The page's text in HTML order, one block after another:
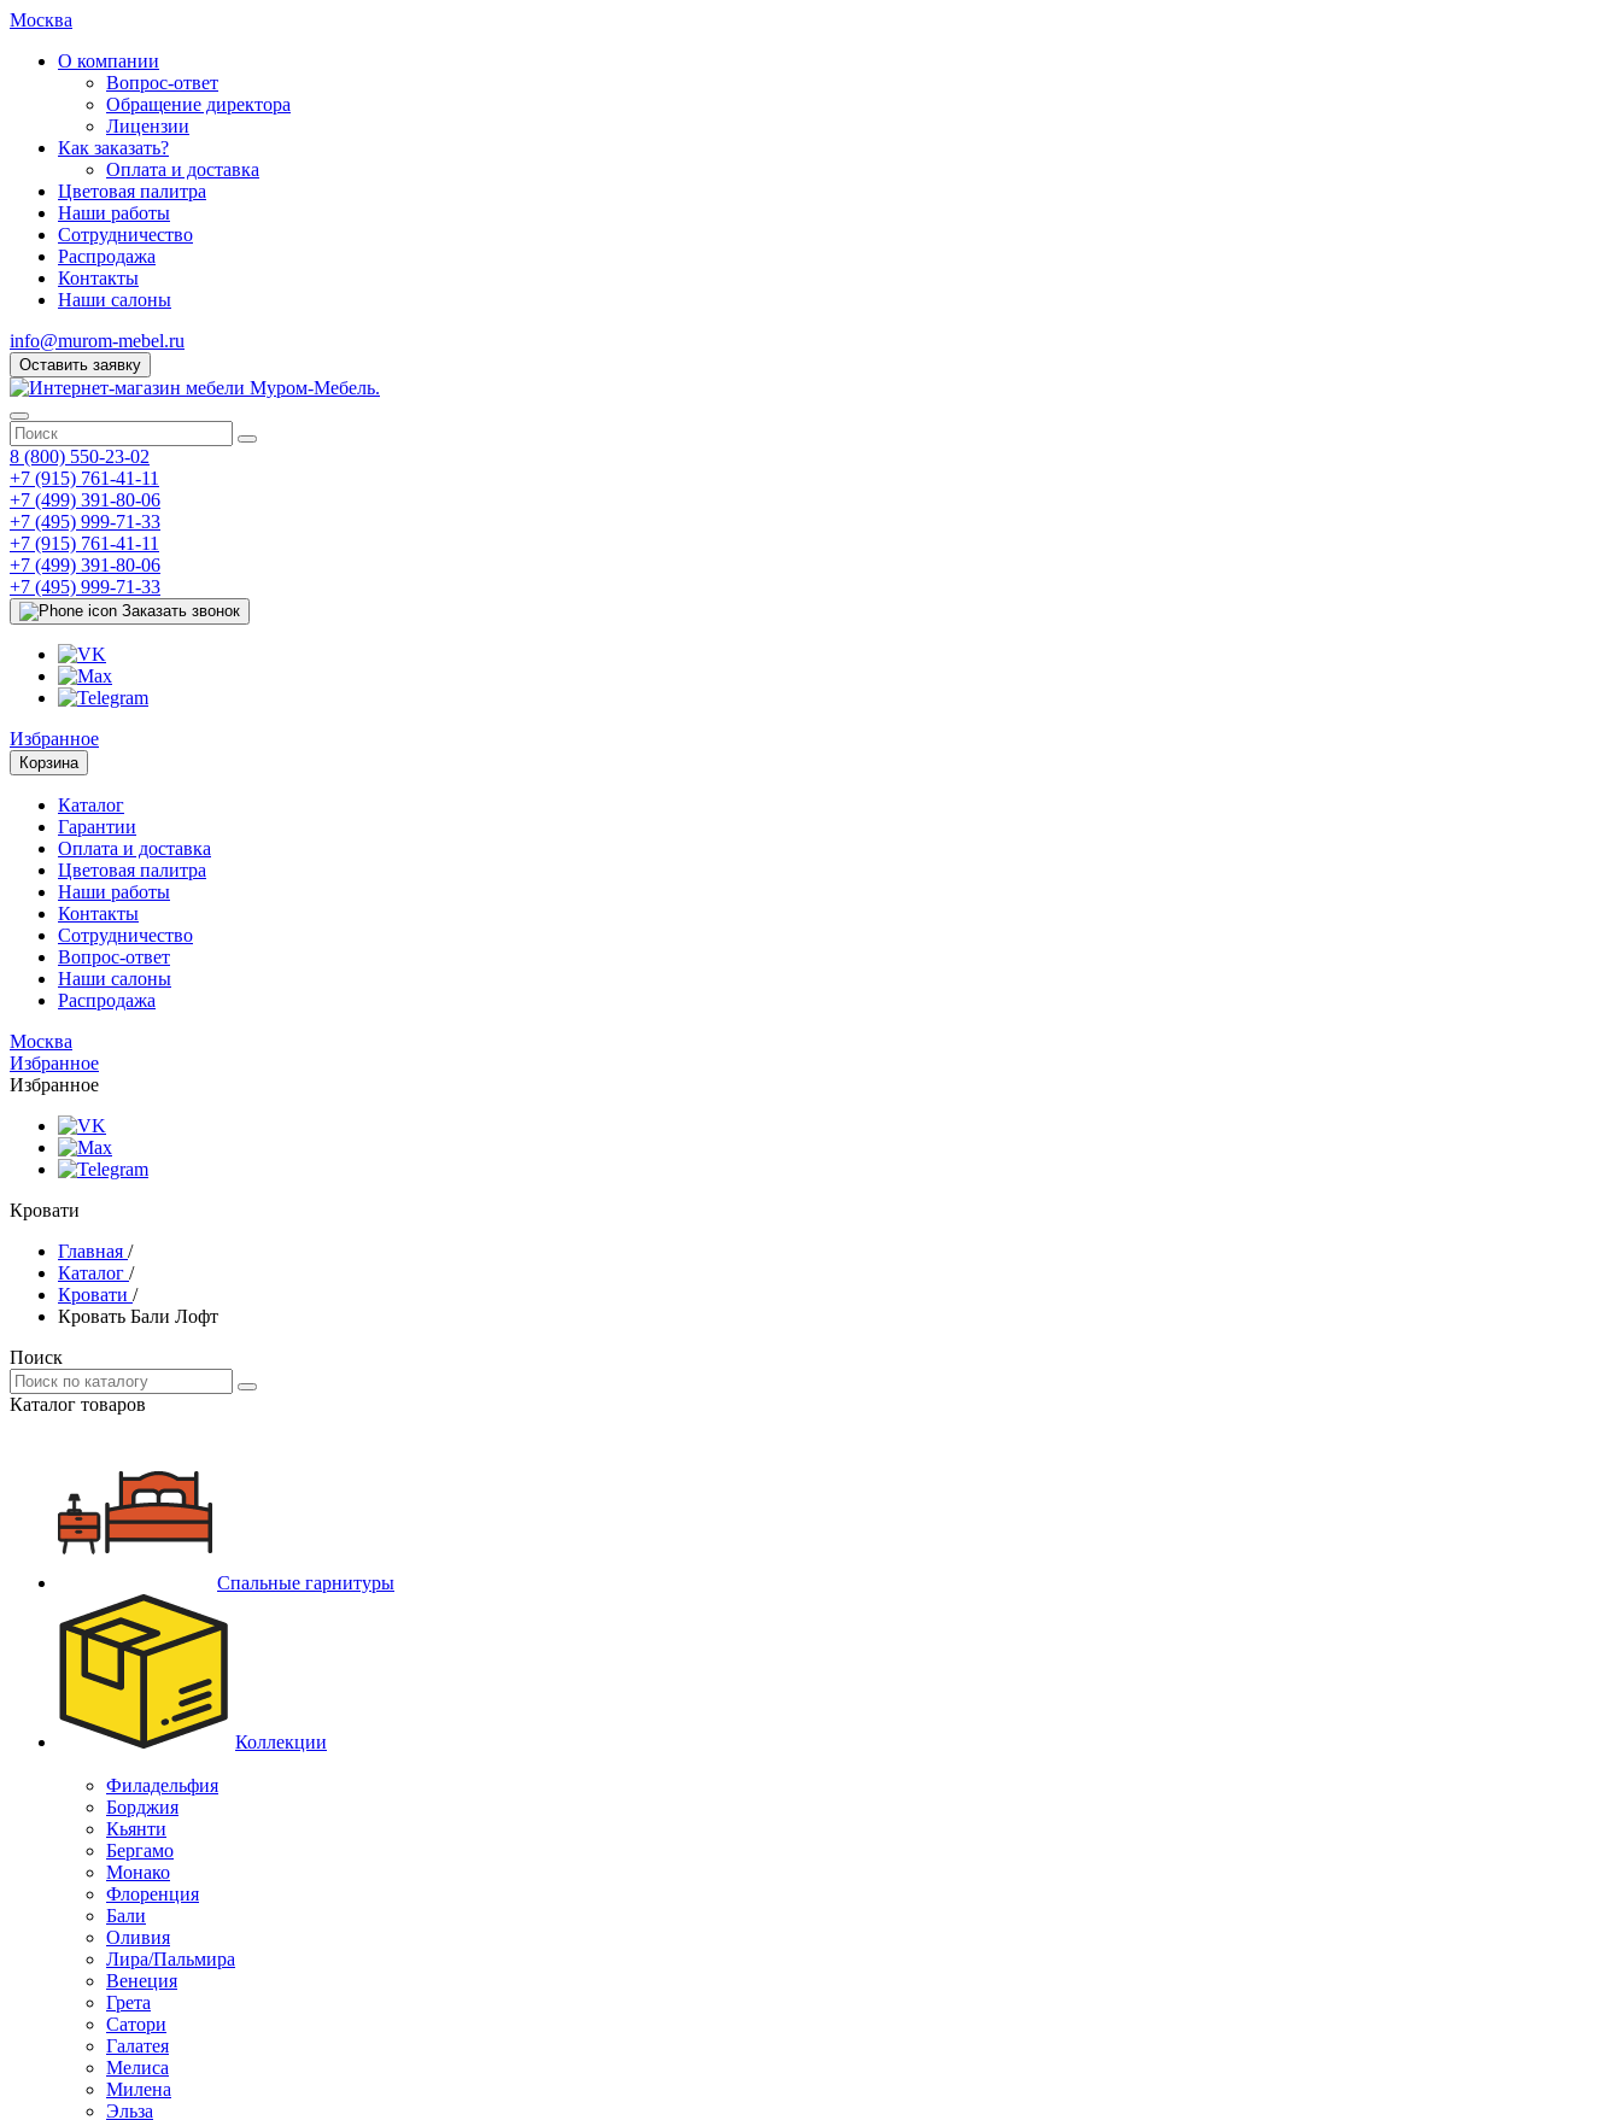
Москва
О компании
Вопрос-ответ
Обращение директора
Лицензии
Как заказать?
Оплата и доставка
Цветовая палитра
Наши работы
Сотрудничество
Распродажа
Контакты
Наши салоны
info@murom-mebel.ru
Оставить заявку
8 (800) 550-23-02
+7 (915) 761-41-11
+7 (499) 391-80-06
+7 (495) 999-71-33
+7 (915) 761-41-11
+7 (499) 391-80-06
+7 (495) 999-71-33
Заказать звонок
Избранное
Корзина
Каталог
Гарантии
Оплата и доставка
Цветовая палитра
Наши работы
Контакты
Сотрудничество
Вопрос-ответ
Наши салоны
Распродажа
Москва
Избранное
Избранное
Кровати
Главная /
Каталог /
Кровати /
Кровать Бали Лофт
Поиск
Каталог товаров
Спальные гарнитуры
Коллекции
Филадельфия
Борджия
Кьянти
Бергамо
Монако
Флоренция
Бали
Оливия
Лира/Пальмира
Венеция
Грета
Сатори
Галатея
Мелиса
Милена
Эльза